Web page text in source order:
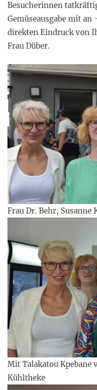
Besucherinnen
Gemüseausgabe mit
direkten Eindruck von
Frau Düber.
Frau Dr. Behr, Susanne
Mit Talakatou Kpebane
Kühltheke